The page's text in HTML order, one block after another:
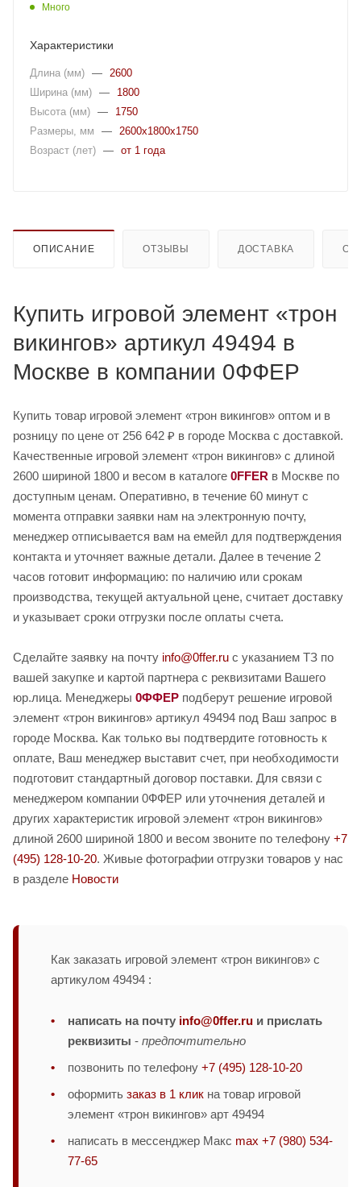
Много
Характеристики
Длина (мм) —
2600
Ширина (мм) —
1800
Высота (мм) —
1750
Размеры, мм
—
2600x1800x1750
Возраст (лет) — от 1 года
ОПИСАНИЕ ОТЗЫВЫ ДОСТАВКА
Купить игровой элемент «трон
викингов» артикул 49494 в
Москве в компании 0ФФЕР
Купить товар игровой элемент «трон викингов» оптом и в
розницу по цене от 256 642 ₽ в городе Москва с доставкой.
Качественные игровой элемент «трон викингов» с длиной
2600 шириной 1800 и весом в каталоге 0FFER в Москве по
доступным ценам. Оперативно, в течение 60 минут с
момента отправки заявки нам на электронную почту,
менеджер отписывается вам на емейл для подтверждения
контакта и уточняет важные детали. Далее в течение 2
часов готовит информацию: по наличию или срокам
производства, текущей актуальной цене, считает доставку
и указывает сроки отгрузки после оплаты счета.
Сделайте заявку на почту info@0ffer.ru с указанием ТЗ по
вашей закупке и картой партнера с реквизитами Вашего
юр.лица. Менеджеры 0ФФЕР подберут решение игровой
элемент «трон викингов» артикул 49494 под Ваш запрос в
городе Москва. Как только вы подтвердите готовность к
оплате, Ваш менеджер выставит счет, при необходимости
подготовит стандартный договор поставки. Для связи с
менеджером компании 0ФФЕР или уточнения деталей и
других характеристик игровой элемент «трон викингов»
длиной 2600 шириной 1800 и весом звоните по телефону +7
(495) 128-10-20. Живые фотографии отгрузки товаров у нас
в разделе Новости
Как заказать игровой элемент «трон викингов» с
артикулом 49494 :
написать на почту info@0ffer.ru и прислать
реквизиты - предпочтительно
позвонить по телефону +7 (495) 128-10-20
оформить заказ в 1 клик на товар игровой
элемент «трон викингов» арт 49494
написать в мессенджер Макс max +7 (980) 534-
77-65